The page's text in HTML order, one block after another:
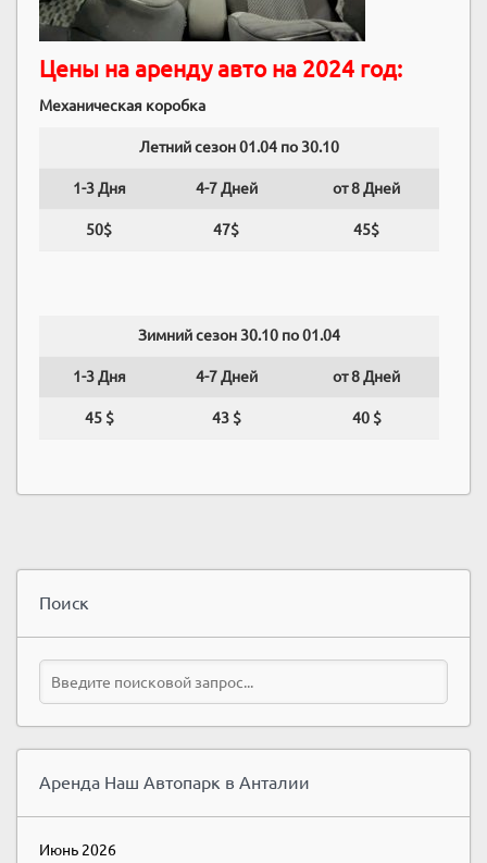
Цены на аренду авто на 2024 год:
Механическая коробка
Летний сезон 01.04 по 30.10
1-3 Дня 4-7 Дней от 8 Дней
50$ 47$ 45$
Зимний сезон 30.10 по 01.04
1-3 Дня 4-7 Дней от 8 Дней
45 $ 43 $ 40 $
Поиск
Аренда Наш Автопарк в Анталии
Июнь 2026